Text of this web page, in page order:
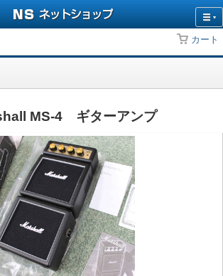
カート
MS-4 ギターアンプ